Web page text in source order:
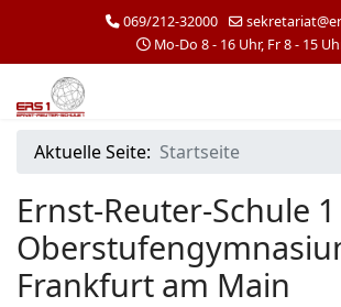
069/212-32000
Mo-Do 8 - 16 Uhr, Fr 8 - 15
Aktuelle Seite: Startseite
Ernst-Reuter-Schule 1
Frankfurt am Main